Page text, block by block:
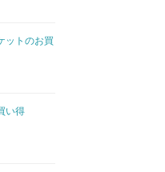
ットのお買
い得